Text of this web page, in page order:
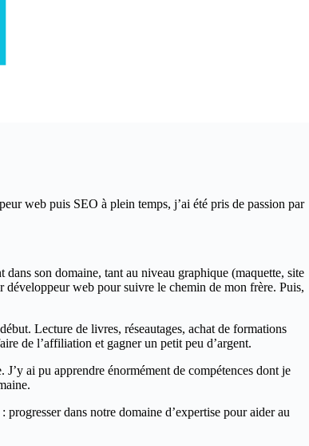
web puis SEO à plein temps, j’ai été pris de passion par
son domaine, tant au niveau graphique (maquette, site
web pour suivre le chemin de mon frère. Puis,
Lecture de livres, réseautages, achat de formations
de l’affiliation et gagner un petit peu d’argent.
ai pu apprendre énormément de compétences dont je
dans notre domaine d’expertise pour aider au